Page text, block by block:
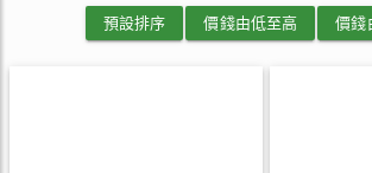
預設排序 價錢由低至高 價錢